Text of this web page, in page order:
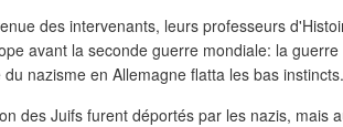
des intervenants, leurs professeurs
avant la seconde guerre mondiale: la
nazisme en Allemagne flatta les bas instincts.
des Juifs furent déportés par les nazis, mais